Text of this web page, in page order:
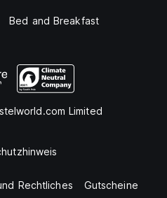
Bed and Breakfast
Limited
Rechtliches Gutscheine